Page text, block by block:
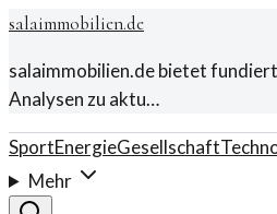
salaimmobilien.de
salaimmobilien.de bietet
Analysen zu aktu…
SportEnergieGesellschaft
Mehr